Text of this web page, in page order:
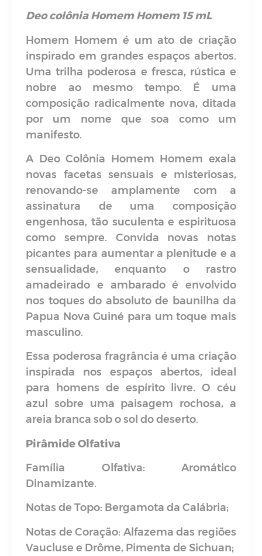
Deo colônia Homem Homem 15 mL
Homem Homem é um ato de criação
inspirado em grandes espaços abertos.
Uma trilha poderosa e fresca, rústica e
nobre ao mesmo tempo. É uma
composição radicalmente nova, ditada
por um nome que soa como um
manifesto.
A Deo Colônia Homem Homem exala
novas facetas sensuais e misteriosas,
renovando-se amplamente com a
assinatura de uma composição
engenhosa, tão suculenta e espirituosa
como sempre. Convida novas notas
picantes para aumentar a plenitude e a
sensualidade, enquanto o rastro
amadeirado e ambarado é envolvido
nos toques do absoluto de baunilha da
Papua Nova Guiné para um toque mais
masculino.
Essa poderosa fragrância é uma criação
inspirada nos espaços abertos, ideal
para homens de espírito livre. O céu
azul sobre uma paisagem rochosa, a
areia branca sob o sol do deserto.
Pirâmide Olfativa
Família Olfativa: Aromático
Dinamizante.
Notas de Topo: Bergamota da Calábria;
Notas de Coração: Alfazema das regiões
Vaucluse e Drôme, Pimenta de Sichuan;